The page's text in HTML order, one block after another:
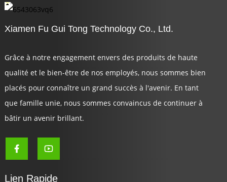
Xiamen Fu Gui Tong Technology Co., Ltd.
Grâce à notre engagement envers des produits de haute
qualité et le bien-être de nos employés, nous sommes bien
placés pour connaître un grand succès à l'avenir. En tant
que famille unie, nous sommes convaincus de continuer à
bâtir un avenir brillant.
Lien Rapide